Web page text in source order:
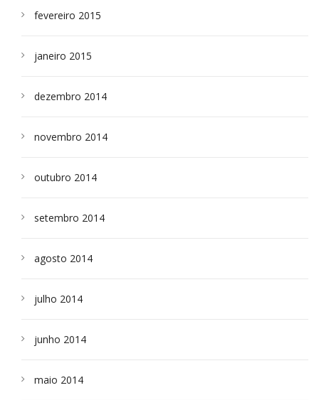
fevereiro 2015
janeiro 2015
dezembro 2014
novembro 2014
outubro 2014
setembro 2014
agosto 2014
julho 2014
junho 2014
maio 2014